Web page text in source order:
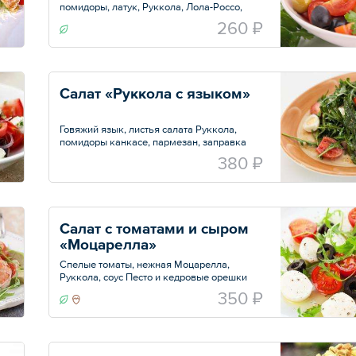
помидоры, латук, Руккола, Лола-Россо,
Вес — 250 г
260 ₽
Салат «Руккола с языком»
Говяжий язык, листья салата Руккола,
помидоры канкасе, пармезан, заправка
380 ₽
Салат с томатами и сыром
«Моцарелла»
Спелые томаты, нежная Моцарелла,
Руккола, соус Песто и кедровые орешки
350 ₽